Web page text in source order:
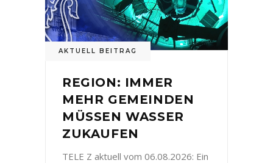
AKTUELL BEITRAG
REGION: IMMER
MEHR GEMEINDEN
MÜSSEN WASSER
ZUKAUFEN
TELE Z aktuell vom 06.08.2026: Ein